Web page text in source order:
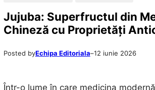
Jujuba: Superfructul din
Chineză cu Proprietăți
Posted byEchipa Editoriala–12 iunie 2026
Într-o lume în care medicina